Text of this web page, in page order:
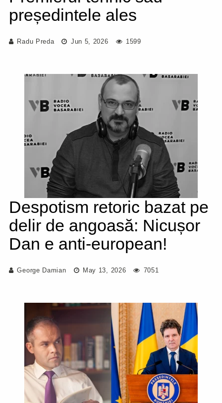
președintele ales
Radu Preda Jun 5, 2026 1599
Despotism retoric bazat pe
delir de angoasă: Nicușor
Dan e anti-european!
George Damian May 13, 2026 7051